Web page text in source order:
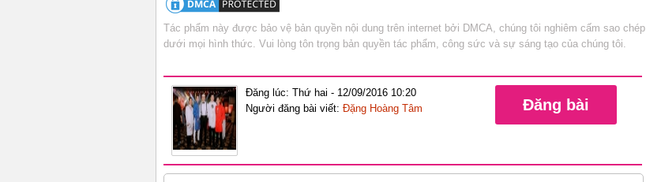
Tác phẩm này được bảo vệ bản quyền nội dung trên internet bởi DMCA, chúng tôi nghiêm cấm sao chép
dưới mọi hình thức. Vui lòng tôn trọng bản quyền tác phẩm, công sức và sự sáng tạo của chúng tôi.
Đăng lúc: Thứ hai - 12/09/2016 10:20
Người đăng bài viết: Đặng Hoàng Tâm Đăng bài